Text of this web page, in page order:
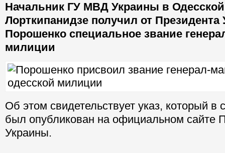
Начальник ГУ МВД Украины в Одесской
Лорткипанидзе получил от
Порошенко специальное звание
милиции
Об этом свидетельствует указ, который в
был опубликован на официальном сайте
Украины.